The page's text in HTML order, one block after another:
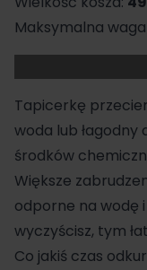
Maksymalna
Tapicerkę
woda lub łagodny
środków
Większe
odporne na wodę
wyczyścisz, tym
Co jakiś czas